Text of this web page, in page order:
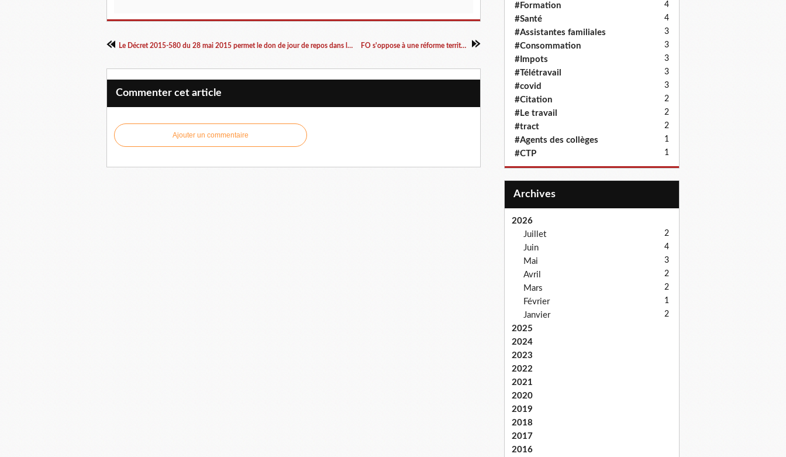
Le Décret 2015-580 du 28 mai 2015 permet le don de jour de repos dans la fonction publique en cas d’enfant gravement malade ! FO s'oppose à une réforme territoriale empreinte d'austérité !
Commenter cet article
Ajouter un commentaire
#Formation 4
#Santé 4
#Assistantes familiales 3
#Consommation 3
#Impots 3
#Télétravail 3
#covid 3
#Citation 2
#Le travail 2
#tract 2
#Agents des collèges 1
#CTP 1
Archives
2026
Juillet
2
Juin 4
Mai 3
Avril 2
Mars 2
Février 1
Janvier 2
2025
2024
2023
2022
2021
2020
2019
2018
2017
2016